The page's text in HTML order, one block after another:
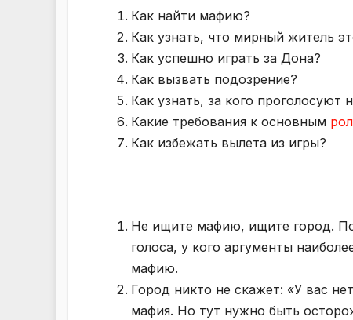
Как найти мафию?
Как узнать, что мирный житель
Как успешно играть за Дона?
Как вызвать подозрение?
Как узнать, за кого проголосуют
Какие требования к основным
Как избежать вылета из игры?
Не ищите мафию, ищите город.
голоса, у кого аргументы
мафию.
Город никто не скажет: «У вас
мафия. Но тут нужно быть